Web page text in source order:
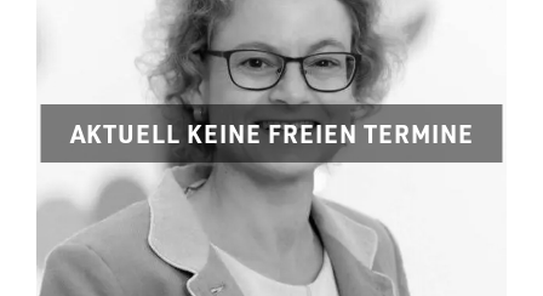
AKTUELL KEINE FREIEN TERMINE